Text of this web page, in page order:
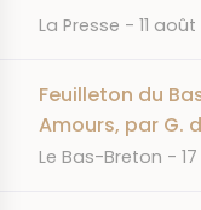
JOURNAL
La Presse DATE
11 août
Feuilleton du
Amours, par G.
JOURNAL
Le Bas-Breton